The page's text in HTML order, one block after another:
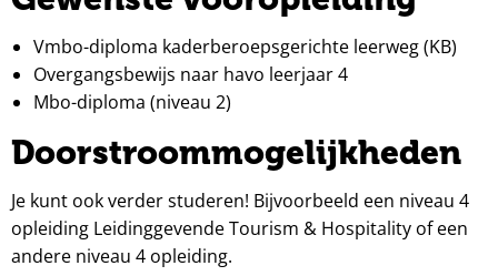
Vmbo-diploma kaderberoepsgerichte leerweg (KB)
Overgangsbewijs naar havo leerjaar 4
Mbo-diploma (niveau 2)
Doorstroommogelijkheden
Je kunt ook verder studeren! Bijvoorbeeld een niveau 4
opleiding Leidinggevende Tourism & Hospitality of een
andere niveau 4 opleiding.